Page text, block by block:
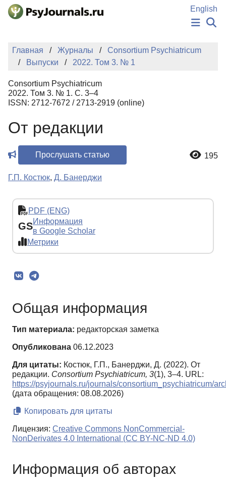
Перейти к основному содержанию
English
НОВОСТИ
ИЗДАНИЯ
ПОДАТЬ РУКОПИСЬ
БАЗА ЗНАНИЙ
КЛЮЧЕВЫЕ СЛОВА
Главная Журналы
Consortium Psychiatricum
Выпуски
2022. Том 3. № 1
Consortium Psychiatricum
2022. Том 3. № 1. С. 3–4
ISSN: 2712-7672 / 2713-2919 (online)
От редакции
Прослушать статью 195
Г.П. Костюк, Д. Банерджи
PDF (ENG)
GSИнформация
в Google Scholar
Метрики
Общая информация
Тип материала: редакторская заметка
Опубликована 06.12.2023
Для цитаты: Костюк, Г.П., Банерджи, Д. (2022). От
редакции. Consortium Psychiatricum, 3(1), 3–4. URL:
https://psyjournals.ru/journals/consortium_psychiatricum/
(дата обращения: 08.08.2026)
Копировать для цитаты
Лицензия: Creative Commons NonCommercial-
NonDerivates 4.0 International (CC BY-NC-ND 4.0)
Информация об авторах